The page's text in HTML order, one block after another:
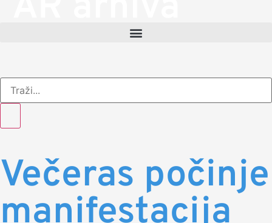
Večeras počinje
manifestacija